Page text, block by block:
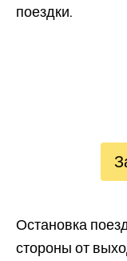
поездки.
Остановка
стороны от